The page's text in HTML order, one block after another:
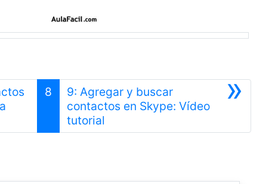
Anterior
8 »
9: Agregar y buscar
contactos en Skype: Vídeo
tutorial